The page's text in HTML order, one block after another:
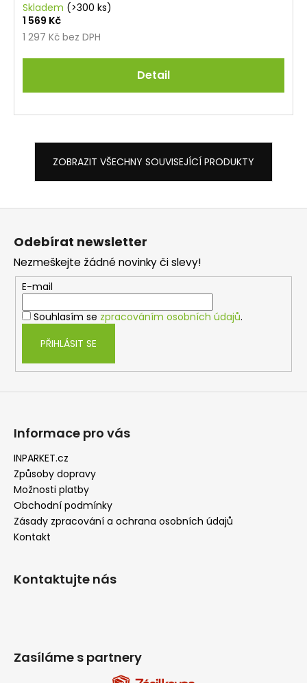
Skladem (>300 ks)
1 297 Kč bez DPH
1 569 Kč
Detail
ZOBRAZIT VŠECHNY SOUVISEJÍCÍ PRODUKTY
Odebírat newsletter
Nezmeškejte žádné novinky či slevy!
E-mail
Souhlasím se zpracováním osobních údajů.
PŘIHLÁSIT SE
Informace pro vás
INPARKET.cz
Způsoby dopravy
Možnosti platby
Obchodní podmínky
Zásady zpracování a ochrana osobních údajů
Kontakt
Kontaktujte nás
Zasíláme s partnery